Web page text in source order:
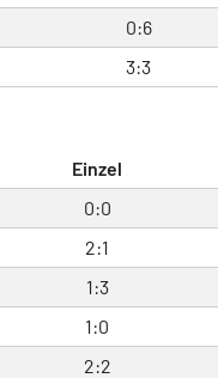
0:6
3:3
Einzel
0:0
2:1
1:3
1:0
2:2